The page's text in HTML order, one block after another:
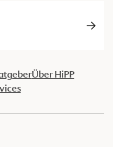
Über HiPP